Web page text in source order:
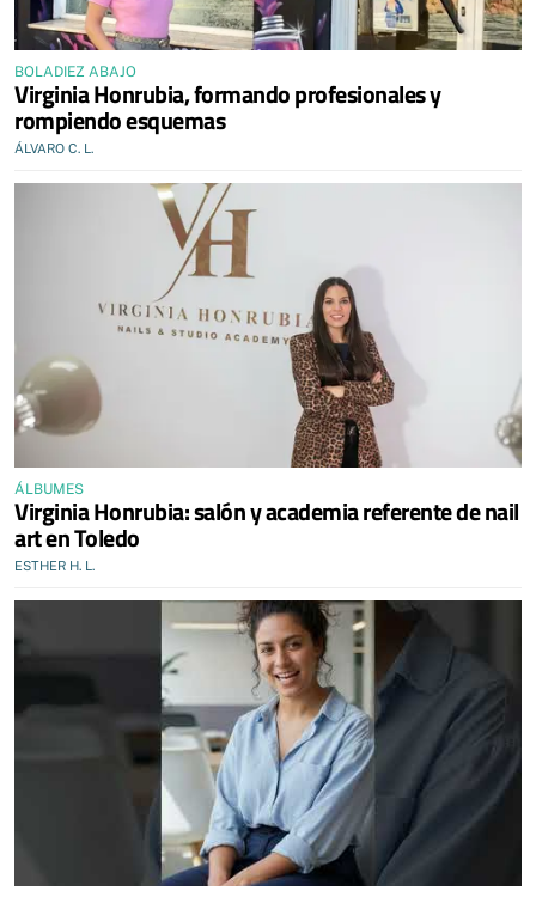
BOLADIEZ ABAJO
Virginia Honrubia, formando profesionales y
rompiendo esquemas
ÁLVARO C. L.
ÁLBUMES
Virginia Honrubia: salón y academia referente de nail
art en Toledo
ESTHER H. L.